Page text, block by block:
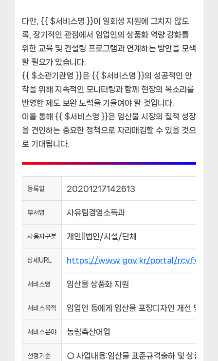
다만, {{ $서비스명 }}이 일회성 지원에 그치지 않도
록, 장기적인 관점에서 임업인의 상품화 역량 강화를
위한 교육 및 컨설팅 프로그램과 연계하는 방안을 모색
할 필요가 있습니다.
{{ $소관기관명 }}은 {{ $서비스명 }}의 성공적인 안
착을 위해 지속적인 모니터링과 함께 현장의 목소리를
반영한 제도 보완 노력을 기울여야 할 것입니다.
이를 통해 {{ $서비스명 }}은 임산물 시장의 질적 성장
을 견인하는 중요한 정책으로 자리매김할 수 있을 것으
로 기대됩니다.
등록일 20201217142613
부서명 사유림경영소득과
사용자구분 개인||법인/시설/단체
상세URL https://www.gov.kr/portal/
서비스명 임산물 상품화 지원
서비스목적 임업인 등에게 임산물 포장디자인 개선 및 포
서비스분야 농림축산어업
선정기준 ○ 사업내용:임산물 표준규격출하 및 상품화